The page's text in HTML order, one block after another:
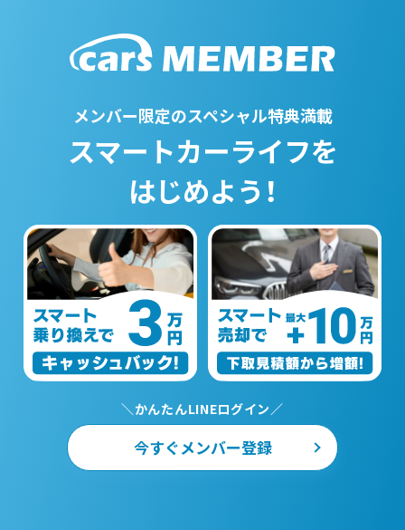
メンバー限定のスペシャル特典満載
スマートカーライフを
はじめよう！
＼かんたんLINEログイン／
今すぐメンバー登録